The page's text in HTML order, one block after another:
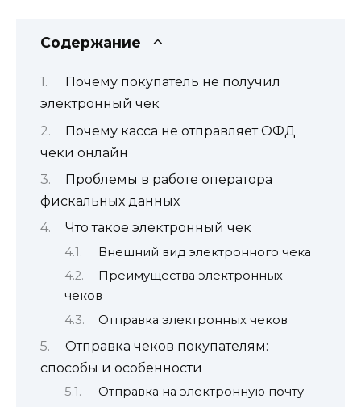
Содержание
Почему покупатель не получил
электронный чек
Почему касса не отправляет ОФД
чеки онлайн
Проблемы в работе оператора
фискальных данных
Что такое электронный чек
Внешний вид электронного чека
Преимущества электронных
чеков
Отправка электронных чеков
Отправка чеков покупателям:
способы и особенности
Отправка на электронную почту